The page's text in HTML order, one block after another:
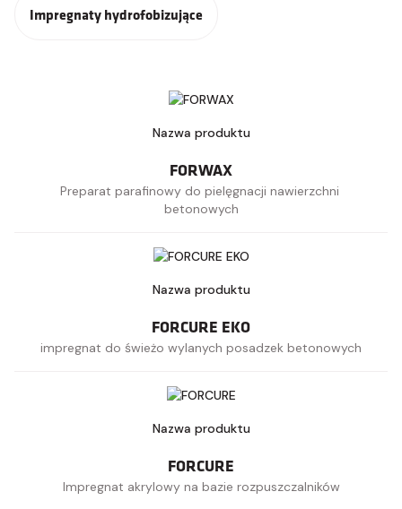
Impregnaty hydrofobizujące
FORWAX
Preparat parafinowy do pielęgnacji nawierzchni
betonowych
FORCURE EKO
impregnat do świeżo wylanych posadzek betonowych
FORCURE
Impregnat akrylowy na bazie rozpuszczalników